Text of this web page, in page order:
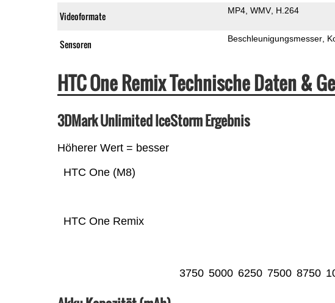
Videoformate MP4 WMV H.264
Sensoren Beschleunigungsmesser
HTC One Remix Technische Daten &
3DMark Unlimited IceStorm Ergebnis
Höherer Wert = besser
HTC One Remix
HTC One (M8)
3750 5000 6250 7500 8750